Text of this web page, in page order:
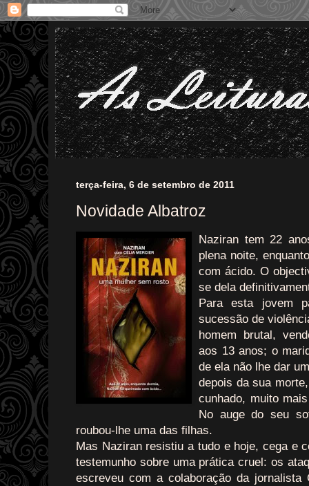
terça-feira, 6 de setembro de 2011
Novidade Albatroz
Naziran tem 22
plena noite,
com ácido. O
se dela
Para esta jovem
sucessão de
homem brutal,
aos 13 anos; o
de ela não lhe dar
depois da sua
cunhado, muito
No auge do seu
roubou-lhe uma das filhas.
Mas Naziran resistiu a tudo e hoje, cega e
testemunho sobre uma prática cruel: os
escreveu com a colaboração da jornalista